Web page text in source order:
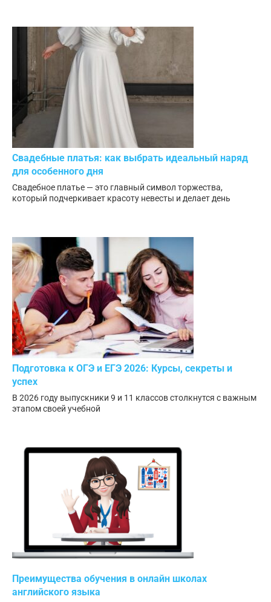
Свадебные платья: как выбрать идеальный наряд
для особенного дня
Свадебное платье — это главный символ торжества,
который подчеркивает красоту невесты и делает день
Подготовка к ОГЭ и ЕГЭ 2026: Курсы, секреты и
успех
В 2026 году выпускники 9 и 11 классов столкнутся с важным
этапом своей учебной
Преимущества обучения в онлайн школах
английского языка